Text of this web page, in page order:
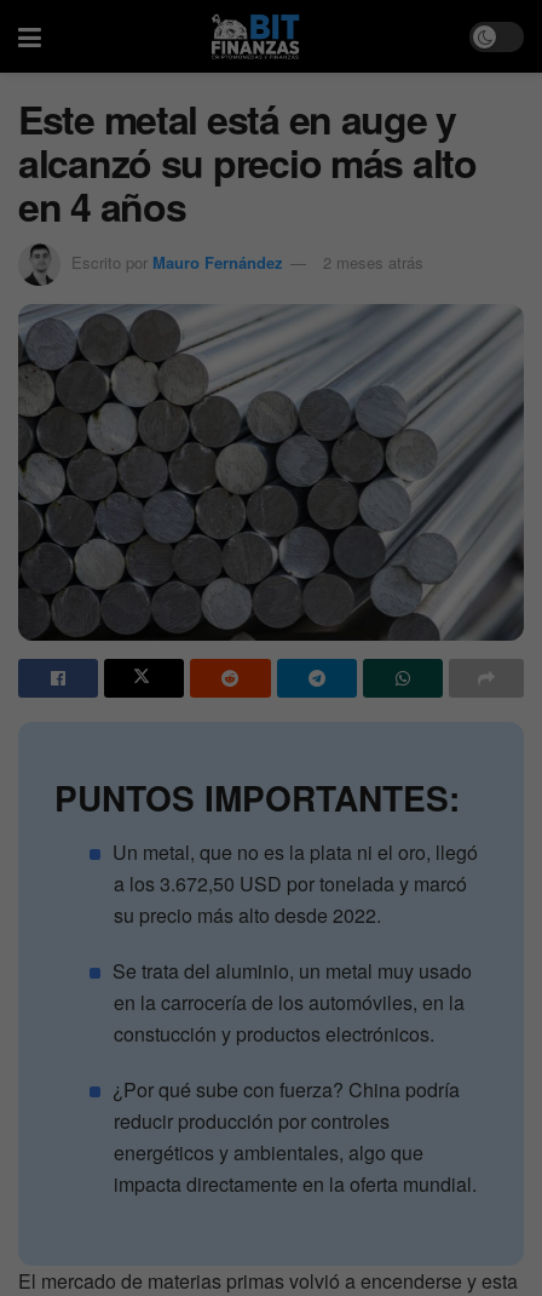
Este metal está en auge y
alcanzó su precio más alto
en 4 años
Escrito por Mauro Fernández 2 meses atrás
PUNTOS IMPORTANTES:
Un metal, que no es la plata ni el oro, llegó
a los 3.672,50 USD por tonelada y marcó
su precio más alto desde 2022.
Se trata del aluminio, un metal muy usado
en la carrocería de los automóviles, en la
constucción y productos electrónicos.
¿Por qué sube con fuerza? China podría
reducir producción por controles
energéticos y ambientales, algo que
impacta directamente en la oferta mundial.
El mercado de materias primas volvió a encenderse y esta